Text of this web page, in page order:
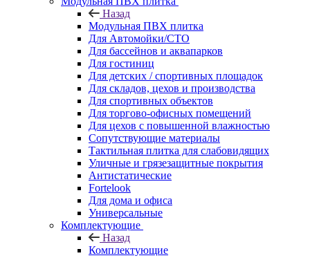
Назад
Модульная ПВХ плитка
Для Автомойки/СТО
Для бассейнов и аквапарков
Для гостиниц
Для детских / спортивных площадок
Для складов, цехов и производства
Для спортивных объектов
Для торгово-офисных помещений
Для цехов с повышенной влажностью
Сопутствующие материалы
Тактильная плитка для слабовидящих
Уличные и грязезащитные покрытия
Антистатические
Fortelook
Для дома и офиса
Универсальные
Комплектующие
Назад
Комплектующие